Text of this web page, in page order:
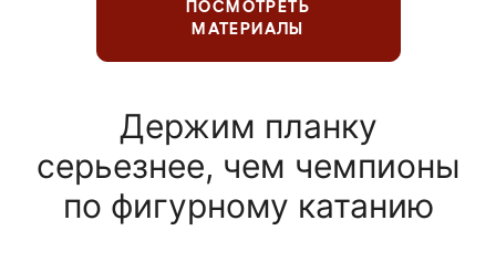
ПОСМОТРЕТЬ
МАТЕРИАЛЫ
Держим планку
серьезнее, чем чемпионы
по фигурному катанию